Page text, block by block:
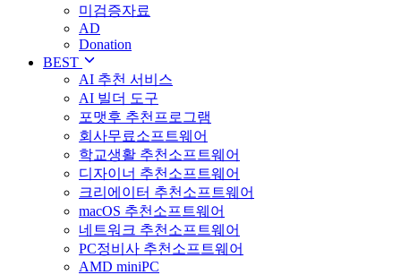
미검증자료
AD
Donation
BEST
AI 추천 서비스
AI 빌더 도구
포맷후 추천프로그램
회사무료소프트웨어
학교생활 추천소프트웨어
디자이너 추천소프트웨어
크리에이터 추천소프트웨어
macOS 추천소프트웨어
네트워크 추천소프트웨어
PC정비사 추천소프트웨어
AMD miniPC